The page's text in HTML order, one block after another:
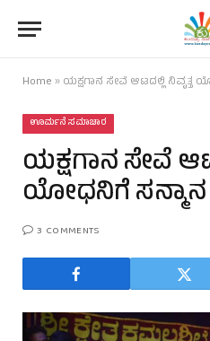
Home » ಯಕ್ಷಗಾನ ಸೇವೆ ಆಟದಲ್ಲಿ ನಿವೃತ್ತ
ಊರ್ಮನೆ ಸಮಾಚಾರ
ಯಕ್ಷಗಾನ ಸೇವೆ
ಯೋಧನಿಗೆ ಸನ್ಮಾನ
3 COMMENTS